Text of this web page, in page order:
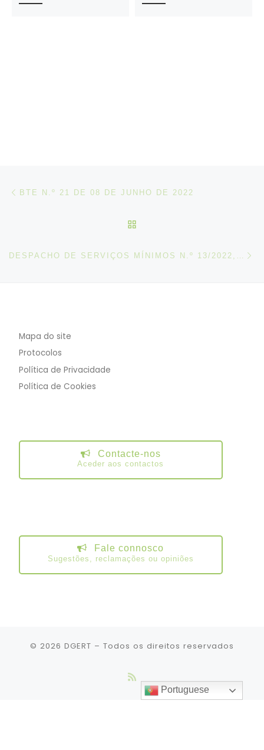
Post navigation
BTE N.º 21 DE 08 DE JUNHO DE 2022
Mapa do site
Protocolos
Política de Privacidade
Política de Cookies
Contacte-nos
Aceder aos contactos
Fale connosco
Sugestões, reclamações ou opiniões
© 2026 DGERT – Todos os direitos reservados
Portuguese